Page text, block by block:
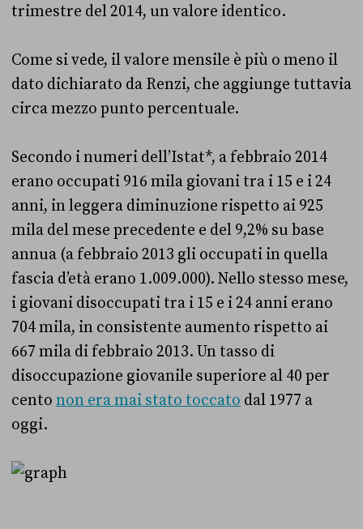
trimestre del 2014, un valore identico.
Come si vede, il valore mensile è più o meno il
dato dichiarato da Renzi, che aggiunge tuttavia
circa mezzo punto percentuale.
Secondo i numeri dell’Istat*, a febbraio 2014
erano occupati 916 mila giovani tra i 15 e i 24
anni, in leggera diminuzione rispetto ai 925
mila del mese precedente e del 9,2% su base
annua (a febbraio 2013 gli occupati in quella
fascia d’età erano 1.009.000). Nello stesso mese,
i giovani disoccupati tra i 15 e i 24 anni erano
704 mila, in consistente aumento rispetto ai
667 mila di febbraio 2013. Un tasso di
disoccupazione giovanile superiore al 40 per
cento non era mai stato toccato dal 1977 a
oggi.